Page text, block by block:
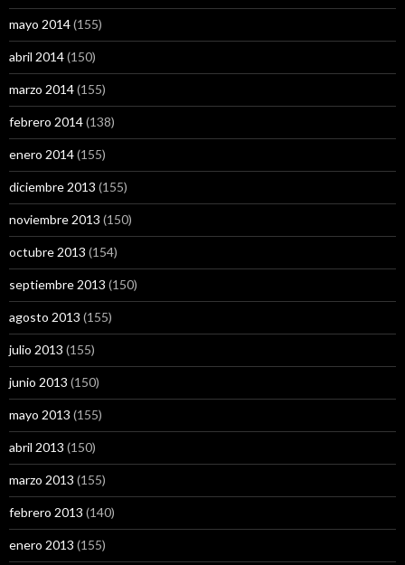
mayo 2014(155)
abril 2014(150)
marzo 2014(155)
febrero 2014(138)
enero 2014(155)
diciembre 2013 (155)
noviembre 2013 (150)
octubre 2013 (154)
septiembre 2013 (150)
agosto 2013 (155)
julio 2013 (155)
junio 2013 (150)
mayo 2013 (155)
abril 2013 (150)
marzo 2013 (155)
febrero 2013 (140)
enero 2013 (155)